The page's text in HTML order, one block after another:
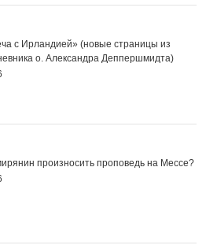
с Ирландией» (новые страницы из
о. Александра Деппершмидта)
произносить проповедь на Мессе?